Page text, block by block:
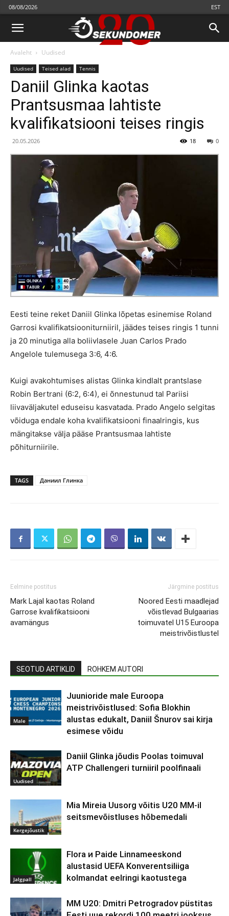
08/08/2026 EST
Avaleht Uudised
Uudised Teised alad Теnnis
Daniil Glinka kaotas
Prantsusmaa lahtiste
kvalifikatsiooni teises ringis
20.05.2026 0
18
Eesti teine reket Daniil Glinka lõpetas esinemise Roland
Garrosi kvalifikatsiooniturniiril, jäädes teises ringis 1 tunni
ja 20 minutiga alla boliivlasele Juan Carlos Prado
Angelole tulemusega 3:6, 4:6.
Kuigi avakohtumises alistas Glinka kindlalt prantslase
Robin Bertrani (6:2, 6:4), ei õnnestunud tal Pariisi
liivaväljakutel eduseisu kasvatada. Prado Angelo selgitas
võiduga endale koha kvalifikatsiooni finaalringis, kus
mängitakse välja pääse Prantsusmaa lahtiste
põhiturniirile.
TAGS Даниил Глинка
Eelmine postitus
Mark Lajal kaotas Roland
Garrose kvalifikatsiooni
avamängus
Järgmine postitus
Noored Eesti maadlejad
võistlevad Bulgaarias
toimuvatel U15 Euroopa
meistrivõistlustel
SEOTUD ARTIKLID ROHKEM AUTORI
Male
Juunioride male Euroopa
meistrivõistlused: Sofia Blokhin
alustas edukalt, Daniil Šnurov sai kirja
esimese võidu
Uudised
Daniil Glinka jõudis Poolas toimuval
ATP Challengeri turniiril poolfinaali
Kergejõustik
Mia Mireia Uusorg võitis U20 MM-il
seitsmevõistluses hõbemedali
Jalgpall
Flora и Paide Linnameeskond
alustasid UEFA Konverentsiliiga
kolmandat eelringi kaotustega
MM U20: Dmitri Petrogradov püstitas